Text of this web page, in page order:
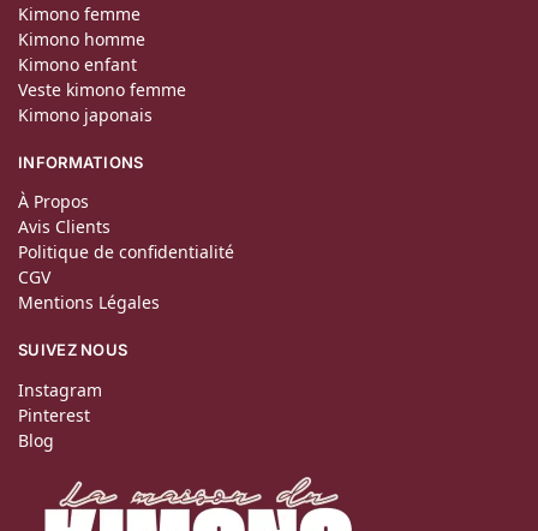
Kimono femme
Kimono homme
Kimono enfant
Veste kimono femme
Kimono japonais
INFORMATIONS
À Propos
Avis Clients
Politique de confidentialité
CGV
Mentions Légales
SUIVEZ NOUS
Instagram
Pinterest
Blog